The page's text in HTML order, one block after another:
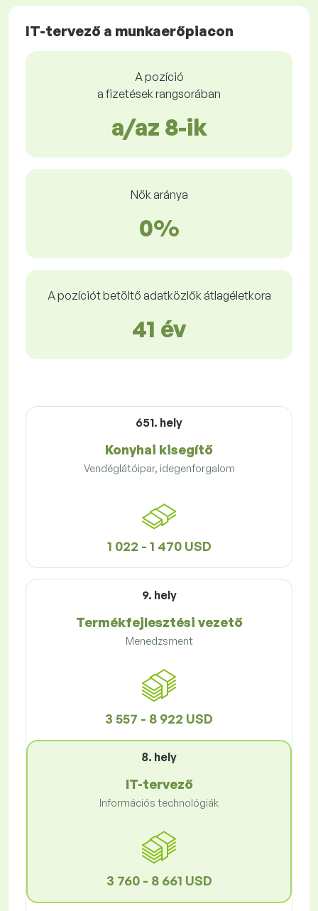
IT-tervező a munkaerőpiacon
A pozíció
a fizetések rangsorában
a/az 8-ik
Nők aránya
0%
A pozíciót betöltő adatközlők átlagéletkora
41 év
651. hely
Konyhai kisegítő
Vendéglátóipar, idegenforgalom
1 022 - 1 470 USD
9. hely
Termékfejlesztési vezető
Menedzsment
3 557 - 8 922 USD
8. hely
IT-tervező
Információs technológiák
3 760 - 8 661 USD